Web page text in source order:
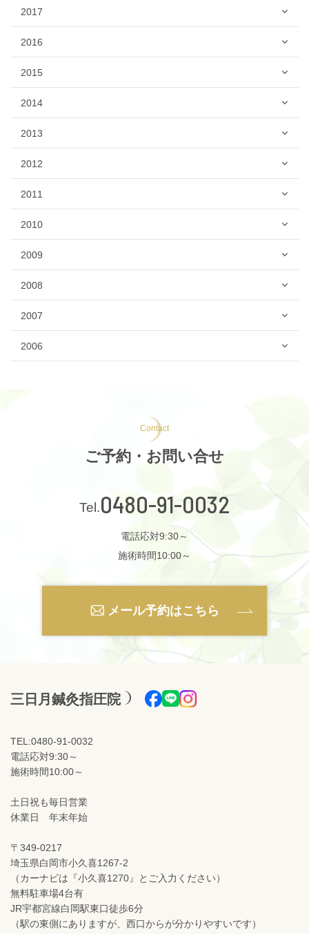
2017
2016
2015
2014
2013
2012
2011
2010
2009
2008
2007
2006
Contact
ご予約・お問い合せ
0480-91-0032
電話応対9:30～
施術時間10:00～
メール予約はこちら
三日月鍼灸指圧院
TEL:0480-91-0032
電話応対9:30～
施術時間10:00～
土日祝も毎日営業
休業日 年末年始
〒349-0217
埼玉県白岡市小久喜1267-2
（カーナビは『小久喜1270』とご入力ください）
無料駐車場4台有
JR宇都宮線白岡駅東口徒歩6分
（駅の東側にありますが、西口からが分かりやすいです）